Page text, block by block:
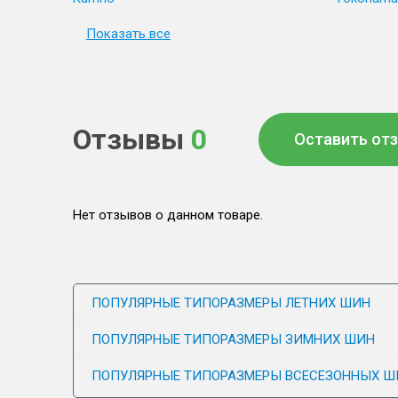
Показать все
Отзывы 0 Оставить
Нет отзывов о данном товаре.
ПОПУЛЯРНЫЕ ТИПОРАЗМЕРЫ ЛЕТНИХ ШИН
ПОПУЛЯРНЫЕ ТИПОРАЗМЕРЫ ЗИМНИХ ШИН
ПОПУЛЯРНЫЕ ТИПОРАЗМЕРЫ ВСЕСЕЗОННЫХ